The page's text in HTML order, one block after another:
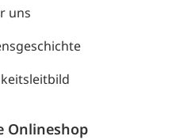
uns
Onlineshop